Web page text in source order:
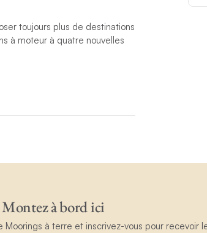
toujours plus de destinations
à moteur à quatre nouvelles
Montez à bord ici
à terre et inscrivez-vous pour recevoir